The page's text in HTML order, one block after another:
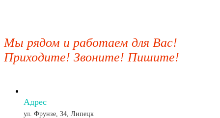
Мы рядом и работаем для Вас!
Приходите! Звоните! Пишите!
Адрес
ул. Фрунзе, 34, Липецк